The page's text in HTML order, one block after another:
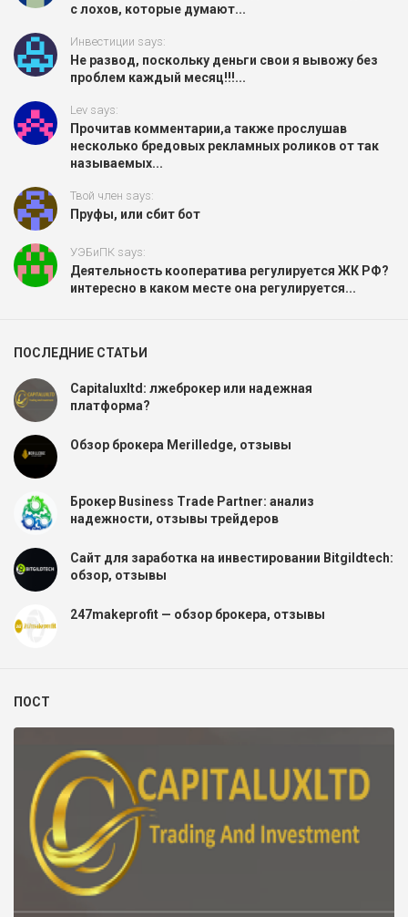
с лохов, которые думают...
Инвестиции says:
Не развод, поскольку деньги свои я вывожу без
проблем каждый месяц!!!...
Lev says:
Прочитав комментарии,а также прослушав
несколько бредовых рекламных роликов от так
называемых...
Твой член says:
Пруфы, или сбит бот
УЭБиПК says:
Деятельность кооператива регулируется ЖК РФ?
интересно в каком месте она регулируется...
ПОСЛЕДНИЕ СТАТЬИ
Capitaluxltd: лжеброкер или надежная
платформа?
Обзор брокера Merilledge, отзывы
Брокер Business Trade Partner: анализ
надежности, отзывы трейдеров
Сайт для заработка на инвестировании Bitgildtech:
обзор, отзывы
247makeprofit — обзор брокера, отзывы
ПОСТ